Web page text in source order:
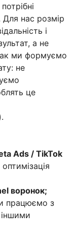
нас розмір
і
а не
ми формуємо
не
це
Ads / TikTok
воронок;
працюємо з